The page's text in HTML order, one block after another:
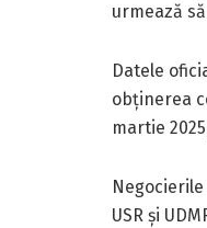
urmează
Datele
obținerea
martie
USR și